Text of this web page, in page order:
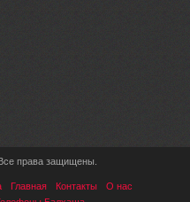
права защищены.
Главная Контакты
О нас